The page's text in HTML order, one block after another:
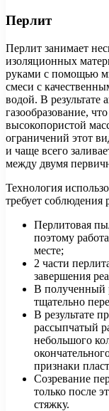
Перлит
Перлит занимает
изоляционных
руками с помощью
смеси с
водой. В результате
газообразование,
высокопористой
ограничений этот
и чаще всего
между двумя
Технология
требует соблюдения
Перлитовая
поэтому
месте;
2 части
завершения
В полученный
тщательно
В результате
рассыпчатый
небольшого
признаки
Созревание
только после
стяжку.